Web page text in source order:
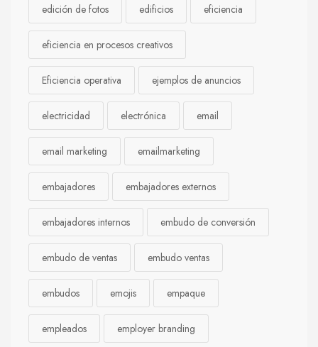
edición de fotos edificios eficiencia
eficiencia en procesos creativos
Eficiencia operativa ejemplos de anuncios
electricidad electrónica email
email marketing emailmarketing
embajadores embajadores externos
embajadores internos embudo de conversión
embudo de ventas embudo ventas
embudos emojis empaque
empleados employer branding